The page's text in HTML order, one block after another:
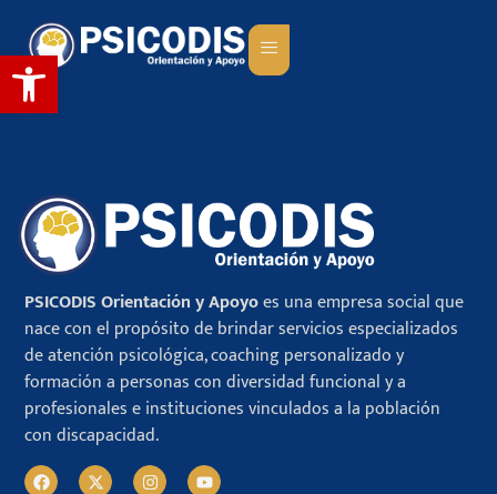
Abrir barra de herramientas
PSICODIS Orientación y Apoyoes una empresa social que
nace con el propósito de brindar servicios especializados
de atención psicológica, coaching personalizado y
formación a personas con diversidad funcional y a
profesionales e instituciones vinculados a la población
con discapacidad.